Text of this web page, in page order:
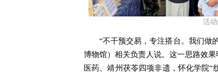
活
“不干预交易，专注搭台。我们做
博物馆）相关负责人说。这一思路效果
医药、靖州茯苓 四项非遗，怀化学院“